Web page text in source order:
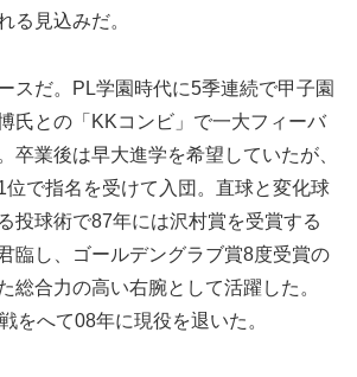
る見込みだ。
スだ。PL学園時代に5季連続で甲子園
氏との「KKコンビ」で一大フィーバ
卒業後は早大進学を希望していたが、
位で指名を受けて入団。直球と変化球
投球術で87年には沢村賞を受賞する
臨し、ゴールデングラブ賞8度受賞の
総合力の高い右腕として活躍した。
をへて08年に現役を退いた。